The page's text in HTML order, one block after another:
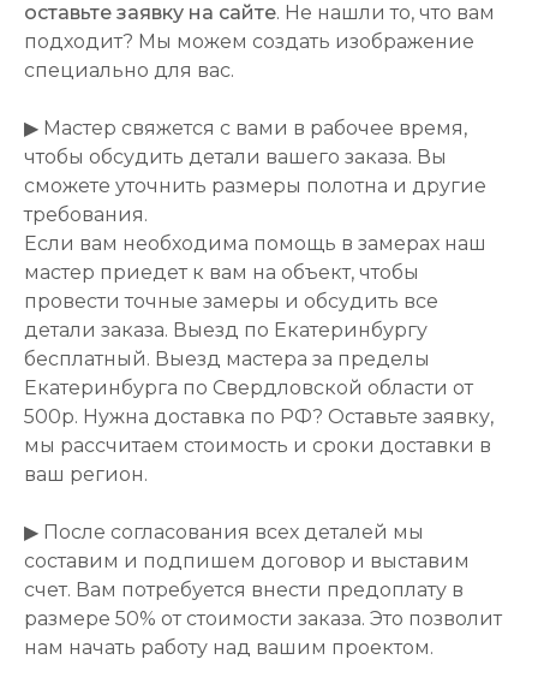
оставьте заявку на сайте. Не нашли то, что вам
подходит? Мы можем создать изображение
специально для вас.
▶ Мастер свяжется с вами в рабочее время,
чтобы обсудить детали вашего заказа. Вы
сможете уточнить размеры полотна и другие
требования.
Если вам необходима помощь в замерах наш
мастер приедет к вам на объект, чтобы
провести точные замеры и обсудить все
детали заказа. Выезд по Екатеринбургу
бесплатный. Выезд мастера за пределы
Екатеринбурга по Свердловской области от
500р. Нужна доставка по РФ? Оставьте заявку,
мы рассчитаем стоимость и сроки доставки в
ваш регион.
▶ После согласования всех деталей мы
составим и подпишем договор и выставим
счет. Вам потребуется внести предоплату в
размере 50% от стоимости заказа. Это позволит
нам начать работу над вашим проектом.